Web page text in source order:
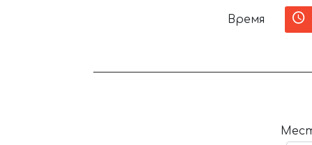
Время